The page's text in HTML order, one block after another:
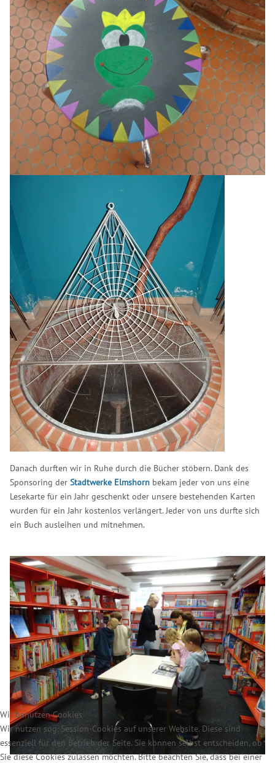
Danach durften wir in Ruhe durch die Bücher stöbern. Dank des
Sponsoring derStadtwerke Elmshorn bekam jeder von uns eine
Lesekarte für ein Jahr geschenkt oder unsere bestehenden Karten
wurden für ein Jahr kostenlos verlängert. Jeder von uns durfte sich
ein Buch ausleihen und mitnehmen.
Wir benutzen Cookies
Wir nutzen sog. Session-Cookies auf unserer Website. Diese sind
essenziell für den Betrieb der Seite. Sie können selbst entscheiden, ob
Sie diese Cookies zulassen möchten. Bitte beachten Sie, dass bei einer